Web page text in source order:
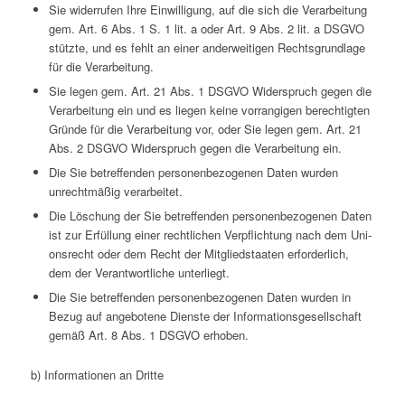
Sie wider­ru­fen Ihre Ein­wil­li­gung, auf die sich die Ver­ar­bei­tung
gem. Art. 6 Abs. 1 S. 1 lit. a oder Art. 9 Abs. 2 lit. a DSGVO
stützte, und es fehlt an einer ander­wei­ti­gen Rechts­grund­lage
für die Verarbeitung.
Sie legen gem. Art. 21 Abs. 1 DSGVO Wider­spruch gegen die
Ver­ar­bei­tung ein und es liegen keine vor­ran­gi­gen berech­tig­ten
Gründe für die Ver­ar­bei­tung vor, oder Sie legen gem. Art. 21
Abs. 2 DSGVO Wider­spruch gegen die Ver­ar­bei­tung ein.
Die Sie betref­fen­den per­so­nen­be­zo­ge­nen Daten wurden
unrecht­mä­ßig verarbeitet.
Die Löschung der Sie betref­fen­den per­so­nen­be­zo­ge­nen Daten
ist zur Erfül­lung einer recht­li­chen Ver­pflich­tung nach dem Uni­
ons­recht oder dem Recht der Mit­glied­staa­ten erfor­der­lich,
dem der Ver­ant­wort­li­che unterliegt.
Die Sie betref­fen­den per­so­nen­be­zo­ge­nen Daten wurden in
Bezug auf ange­bo­tene Dienste der Infor­ma­ti­ons­ge­sell­schaft
gemäß Art. 8 Abs. 1 DSGVO erhoben.
b) Infor­ma­tio­nen an Dritte